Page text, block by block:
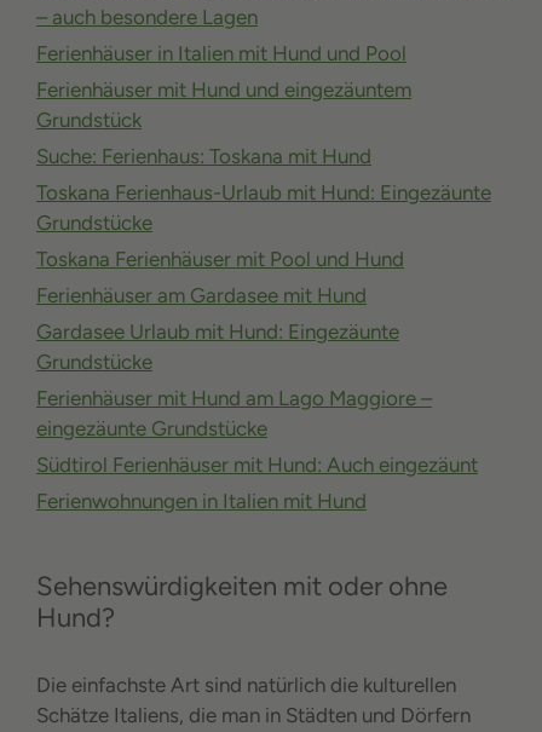
– auch besondere Lagen
Ferienhäuser in Italien mit Hund und Pool
Ferienhäuser mit Hund und eingezäuntem
Grundstück
Suche: Ferienhaus: Toskana mit Hund
Toskana Ferienhaus-Urlaub mit Hund: Eingezäunte
Grundstücke
Toskana Ferienhäuser mit Pool und Hund
Ferienhäuser am Gardasee mit Hund
Gardasee Urlaub mit Hund: Eingezäunte
Grundstücke
Ferienhäuser mit Hund am Lago Maggiore –
eingezäunte Grundstücke
Südtirol Ferienhäuser mit Hund: Auch eingezäunt
Ferienwohnungen in Italien mit Hund
Sehenswürdigkeiten mit oder ohne
Hund?
Die einfachste Art sind natürlich die kulturellen
Schätze Italiens, die man in Städten und Dörfern